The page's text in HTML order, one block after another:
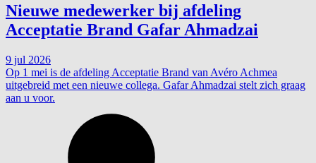
Nieuwe medewerker bij afdeling
Acceptatie Brand Gafar Ahmadzai
9 jul 2026
Op 1 mei is de afdeling Acceptatie Brand van Avéro Achmea
uitgebreid met een nieuwe collega. Gafar Ahmadzai stelt zich graag
aan u voor.